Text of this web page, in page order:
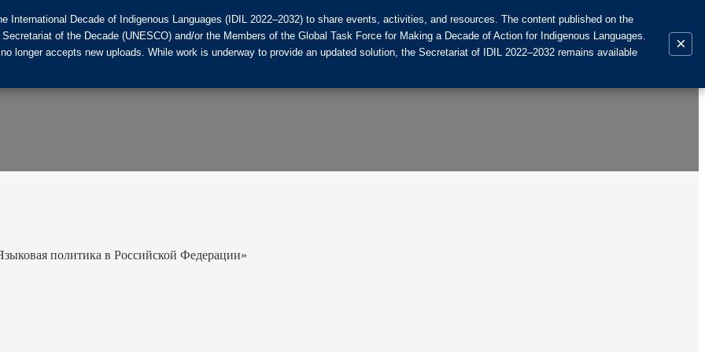
политика в Российской Федерации»
Decade of Indigenous Languages (IDIL 2022–2032) to share events, activities, and resources. The content published on the
of the Decade (UNESCO) and/or the Members of the Global Task Force for Making a Decade of Action for Indigenous Languages.
longer accepts new uploads. While work is underway to provide an updated solution, the Secretariat of IDIL 2022–2032 remains available
×